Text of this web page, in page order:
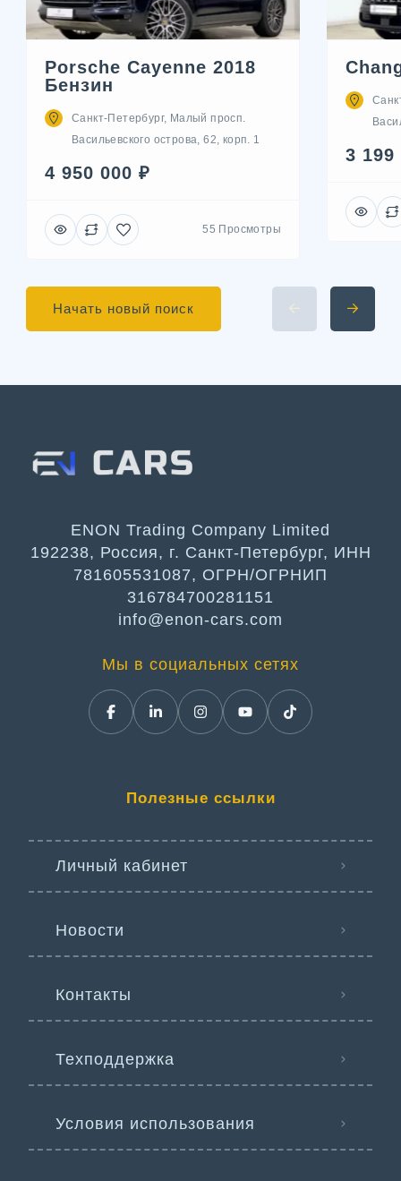
Porsche Cayenne 2018
Бензин
Санкт-Петербург, Малый просп.
Васильевского острова, 62, корп. 1
4 950 000 ₽
55 Просмотры
3 199
Начать новый поиск
ENON Trading Company Limited
192238, Россия, г. Санкт-Петербург, ИНН
781605531087, ОГРН/ОГРНИП
316784700281151
info@enon-cars.com
Мы в социальных сетях
Полезные ссылки
Личный кабинет
Новости
Контакты
Техподдержка
Условия использования